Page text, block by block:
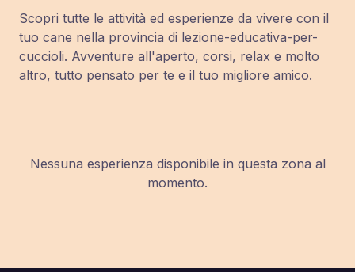
Scopri tutte le attività ed esperienze da vivere con il
tuo cane nella provincia di lezione-educativa-per-
cuccioli. Avventure all'aperto, corsi, relax e molto
altro, tutto pensato per te e il tuo migliore amico.
Nessuna esperienza disponibile in questa zona al
momento.